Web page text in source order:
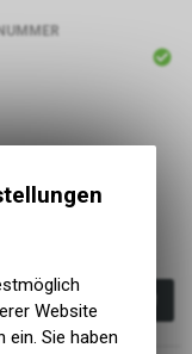
Website
ein. Sie haben